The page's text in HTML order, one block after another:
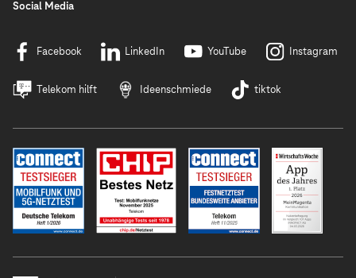
Social Media
Facebook LinkedIn YouTube Instagram
Telekom hilft Ideenschmiede tiktok